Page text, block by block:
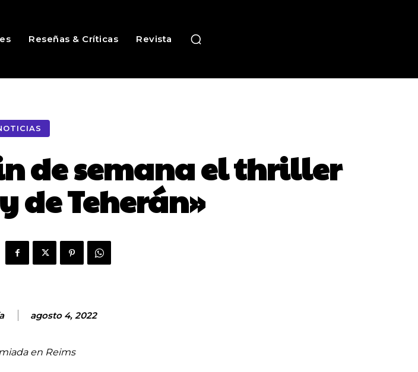
Reseñas & Críticas Revista
de semana el thriller
de Teherán»
agosto 4, 2022
en Reims